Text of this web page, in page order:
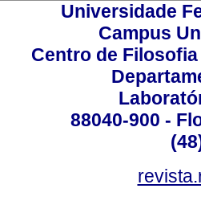
Universidade
Campus
Centro de
88040-900 -